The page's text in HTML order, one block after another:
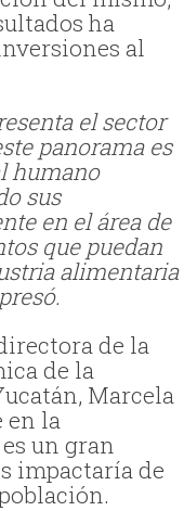
ha
al
el sector
panorama es
humano
sus
en el área de
que puedan
alimentaria
de la
de la
Marcela
en la
un gran
impactaría de